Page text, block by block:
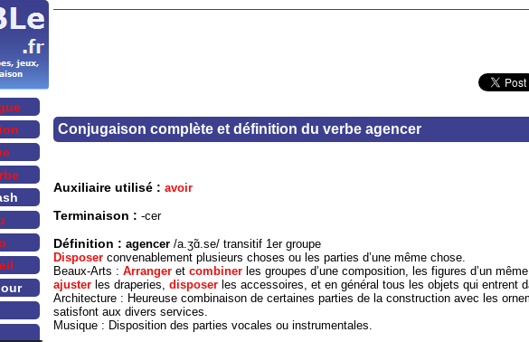
Conjugaison complète et définition du verbe agencer
Auxiliaire utilisé : avoir
Terminaison : -cer
Définition : agencer/a.ʒɑ̃.se/ transitif 1er groupe
Disposerconvenablement plusieurs choses ou les parties d’une même chose.
Beaux-Arts : Arrangeret combinerles groupes d’une composition, les figures d’un
ajusterles draperies, disposerles accessoires, et en général tous les objets qui entrent
Architecture : Heureuse combinaison de certaines parties de la construction avec les
satisfont aux divers services.
Musique : Disposition des parties vocales ou instrumentales.